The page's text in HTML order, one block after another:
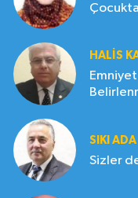
HALIS
Emniyet
SIKI ADA
Sizler